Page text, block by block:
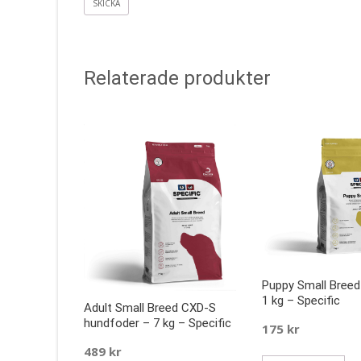
Relaterade produkter
Adult Small Breed CXD-S
hundfoder – 7 kg – Specific
489 kr
Puppy Small
1 kg – Specific
175 kr